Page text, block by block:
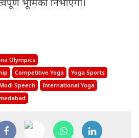
Olympics
Competitive Yoga
Yoga Sports
Speech
International Yoga